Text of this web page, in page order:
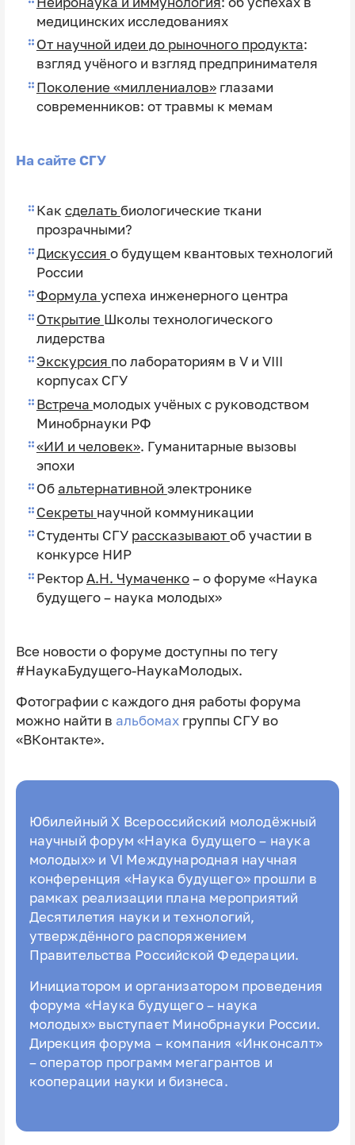
медицинских исследованиях
От научной идеи до рыночного продукта:
взгляд учёного и взгляд предпринимателя
Поколение «миллениалов»глазами
современников: от травмы к мемам
На сайте СГУ
Как сделать биологические ткани
прозрачными?
Дискуссия о будущем квантовых технологий
России
Формула успеха инженерного центра
Открытие Школы технологического
лидерства
Экскурсия по лабораториям в V и VIII
корпусах СГУ
Встреча молодых учёных с руководством
Минобрнауки РФ
«ИИ и человек». Гуманитарные вызовы
эпохи
Об альтернативной электронике
Секреты научной коммуникации
Студенты СГУ рассказывают об участии в
конкурсе НИР
Ректор А.Н. Чумаченко– о форуме «Наука
будущего – наука молодых»
Все новости о форуме доступны по тегу
#НаукаБудущего-НаукаМолодых.
Фотографии с каждого дня работы форума
можно найти в альбомахгруппы СГУ во
«ВКонтакте».
Юбилейный X Всероссийский молодёжный
научный форум «Наука будущего – наука
молодых» и VI Международная научная
конференция «Наука будущего» прошли в
рамках реализации плана мероприятий
Десятилетия науки и технологий,
утверждённого распоряжением
Правительства Российской Федерации.
Инициатором и организатором проведения
форума «Наука будущего – наука
молодых» выступает Минобрнауки России.
Дирекция форума – компания «Инконсалт»
– оператор программ мегагрантов и
кооперации науки и бизнеса.